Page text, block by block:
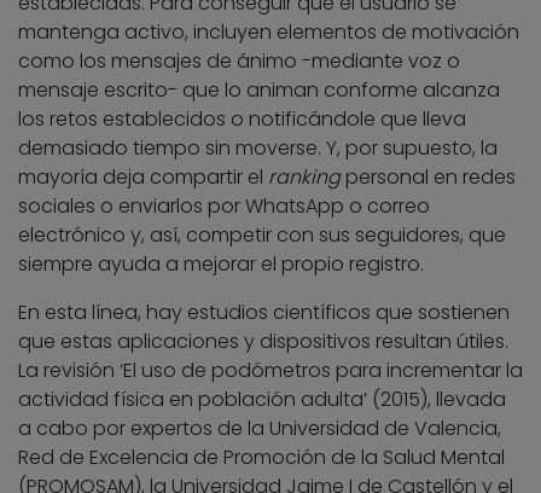
mantenga activo, incluyen elementos de motivación
como los mensajes de ánimo -mediante voz o
mensaje escrito- que lo animan conforme alcanza
los retos establecidos o notificándole que lleva
demasiado tiempo sin moverse. Y, por supuesto, la
mayoría deja compartir el rankingpersonal en redes
sociales o enviarlos por WhatsApp o correo
electrónico y, así, competir con sus seguidores, que
siempre ayuda a mejorar el propio registro.
En esta línea, hay estudios científicos que sostienen
que estas aplicaciones y dispositivos resultan útiles.
La revisión ‘El uso de podómetros para incrementar la
actividad física en población adulta’ (2015), llevada
a cabo por expertos de la Universidad de Valencia,
Red de Excelencia de Promoción de la Salud Mental
(PROMOSAM), la Universidad Jaime I de Castellón y el